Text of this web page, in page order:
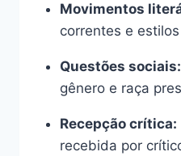
Movimentos
correntes e
Questões sociais:
gênero e raça
Recepção crítica:
recebida por